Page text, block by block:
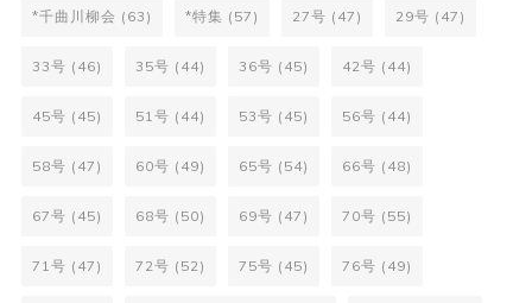
*千曲川柳会 (63) *特集 (57) 27号 (47) 29号 (47)
33号 (46) 35号 (44) 36号 (45) 42号 (44)
45号 (45) 51号 (44) 53号 (45) 56号 (44)
58号 (47) 60号 (49) 65号 (54) 66号 (48)
67号 (45) 68号 (50) 69号 (47) 70号 (55)
71号 (47) 72号 (52) 75号 (45) 76号 (49)